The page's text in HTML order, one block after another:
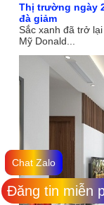
Thị trường ngày
đà giảm
Sắc xanh đã trở
Mỹ Donald...
Chat Zalo
Đăng tin miễn